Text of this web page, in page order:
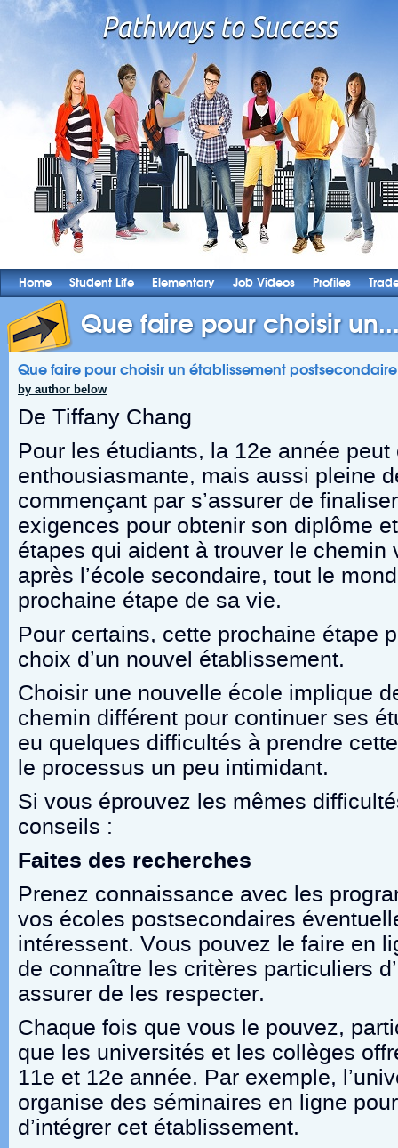
Home Student Life Elementary Job Videos Profiles
Que faire pour choisir
Que faire pour choisir un établissement postsecondaire
by author below
De Tiffany Chang
Pour les étudiants, la 12e année peut
enthousiasmante, mais aussi pleine
commençant par s’assurer de
exigences pour obtenir son diplôme
étapes qui aident à trouver le chemin
après l’école secondaire, tout le
prochaine étape de sa vie.
Pour certains, cette prochaine étape
choix d’un nouvel établissement.
Choisir une nouvelle école implique
chemin différent pour continuer ses
eu quelques difficultés à prendre
le processus un peu intimidant.
Si vous éprouvez les mêmes
conseils :
Faites des recherches
Prenez connaissance avec les
vos écoles postsecondaires
intéressent. Vous pouvez le faire en
de connaître les critères particuliers
assurer de les respecter.
Chaque fois que vous le pouvez,
que les universités et les collèges
11e et 12e année. Par exemple,
organise des séminaires en ligne
d’intégrer cet établissement.